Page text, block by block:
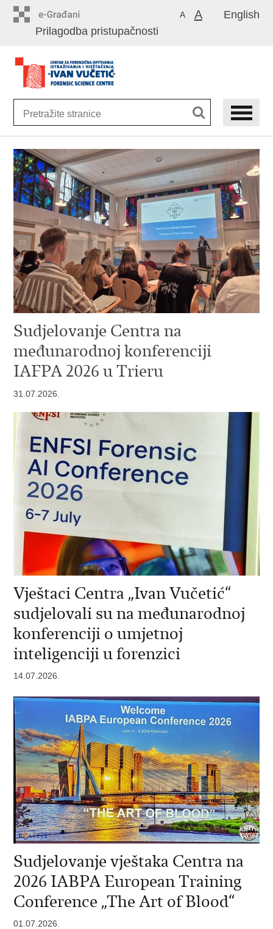
sadržaj
English
A A
Prilagodba pristupačnosti
Sudjelovanje Centra na
međunarodnoj konferenciji
IAFPA 2026 u Trieru
31.07.2026.
Vještaci Centra „Ivan Vučetić“
sudjelovali su na međunarodnoj
konferenciji o umjetnoj
inteligenciji u forenzici
14.07.2026.
Sudjelovanje vještaka Centra na
2026 IABPA European Training
Conference „The Art of Blood“
01.07.2026.